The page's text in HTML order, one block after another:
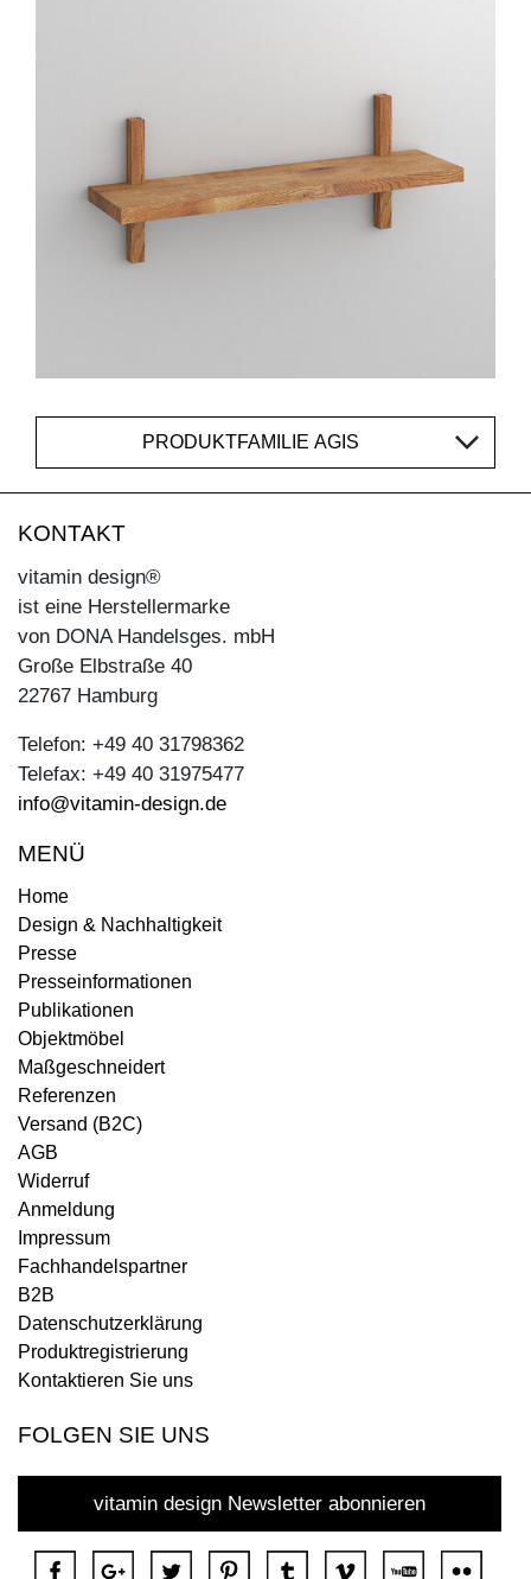
PRODUKTFAMILIE AGIS
KONTAKT
vitamin design®
ist eine Herstellermarke
von DONA Handelsges. mbH
Große Elbstraße 40
22767 Hamburg
Telefon: +49 40 31798362
Telefax: +49 40 31975477
info@vitamin-design.de
MENÜ
Home
Design & Nachhaltigkeit
Presse
Presseinformationen
Publikationen
Objektmöbel
Maßgeschneidert
Referenzen
Versand (B2C)
AGB
Widerruf
Anmeldung
Impressum
Fachhandelspartner
B2B
Datenschutzerklärung
Produktregistrierung
Kontaktieren Sie uns
FOLGEN SIE UNS
vitamin design Newsletter abonnieren